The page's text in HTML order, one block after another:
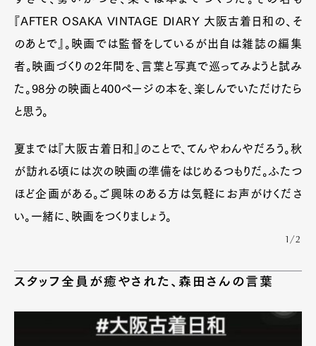
『AFTER OSAKA VINTAGE DIARY 大阪古着日和の、そ
のあとで』。映画では監督をしているが出自は雑誌の編集
者。映画づくりの2年間を、言葉と写真で巡ってみようと試み
た。98分の映画と400ページの本を、楽しんでいただけたら
と思う。
夏までは『大阪古着日和』のことで、てんやわんやだろう。秋
が訪れる頃には次の映画の準備をはじめるつもりだ。ふたつ
ほど企画がある。ご興味のある方は気軽にお声がけくださ
い。一緒に、映画をつくりましょう。
1/2
スタッフ全員が癒やされた、森田さんの言葉